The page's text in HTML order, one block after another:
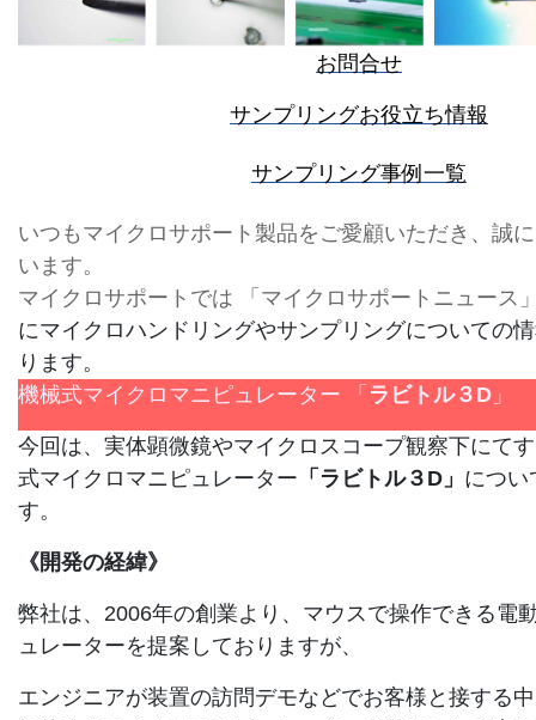
お問合せ
サンプリングお役立ち情報
サンプリング事例一覧
いつもマイクロサポート製品をご愛顧いただき、誠
います。
マイクロサポートでは 「マイクロサポートニュース
にマイクロハンドリングやサンプリングについての
ります。
機械式マイクロマニピュレーター 「 ラビトル３D 」
今回は、実体顕微鏡やマイクロスコープ観察下にて
式マイクロマニピュレーター 「ラビトル３D」 につい
す。
《開発の経緯》
弊社は、2006年の創業より、マウスで操作できる電
ュレーターを提案しておりますが、
エンジニアが装置の訪問デモなどでお客様と接する